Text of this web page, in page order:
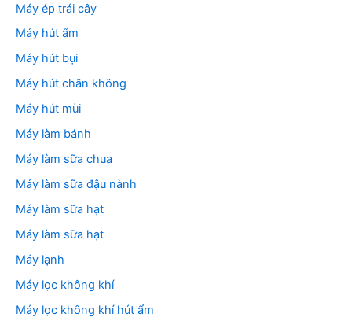
Máy ép trái cây
Máy hút ẩm
Máy hút bụi
Máy hút chân không
Máy hút mùi
Máy làm bánh
Máy làm sữa chua
Máy làm sữa đậu nành
Máy làm sữa hạt
Máy làm sữa hạt
Máy lạnh
Máy lọc không khí
Máy lọc không khí hút ẩm